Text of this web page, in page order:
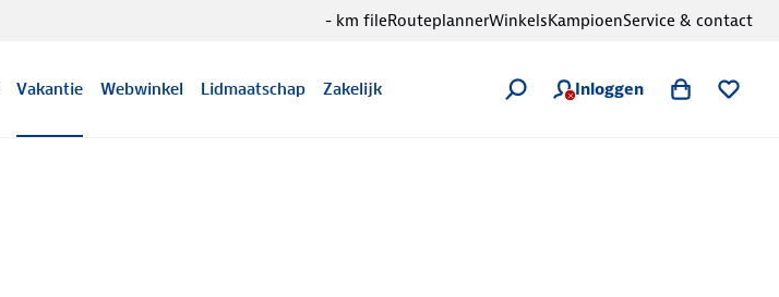
Vakantie Webwinkel Lidmaatschap Zakelijk Inloggen
- km fileRouteplannerWinkelsKampioenService & contact